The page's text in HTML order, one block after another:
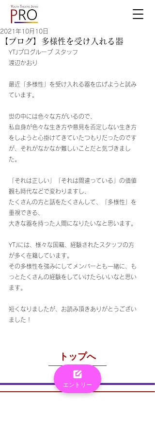
【ブログ】多様性を受け入れる器
2021年10月10日
YTJプログループ スタッフ
渡辺かおり
最近「多様性」を受け入れる器を広げようと試み
ています。
世の中には色々な方がいるので、
私自身が色々な生き方や意見を否定しない生き方
をしようと心掛けてきていたつもりだったのです
が、それがなかなか難しいことだと気づきまし
た。
「それは正しい」「それは間違っている」の価値
観も時代などで変わりますし、
たくさんの方と話をたくさんして、「多様性」を
重視できる、
大きな器を持った人間になりたいなと思います。
YTJには、様々な国籍、経験されたスタッフの方
が多く在籍しています。
その多様性を強みにしてメンバーとも一緒に、も
っとたくさんの経験をしていけたらいいなと思い
ます。
短くなりましたが、お読み頂きありがとうござい
ました！
トップへ
エントリー